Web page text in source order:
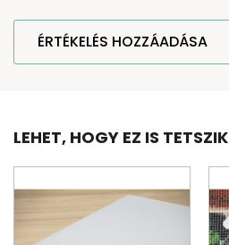
ÉRTÉKELÉS HOZZÁADÁSA
LEHET, HOGY EZ IS TETSZIK